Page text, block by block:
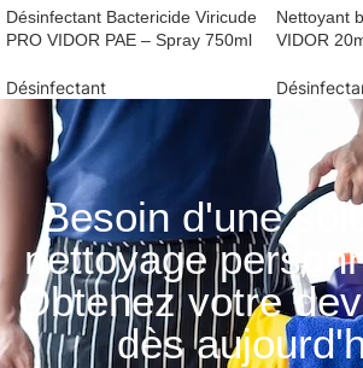
Désinfectant Bactericide Viricude
PRO VIDOR PAE – Spray 750ml
Désinfectant
Nettoyant
VIDOR
Besoin d'une
nettoyage
Obtenez votre
dès